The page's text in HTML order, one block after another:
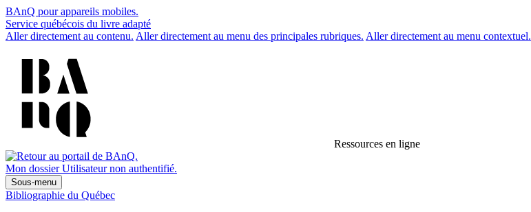
BAnQ pour appareils mobiles.
Service québécois du livre adapté
Aller directement au contenu. Aller directement au menu des principales rubriques. Aller directement au menu contextuel.
Ressources en ligne
Mon dossier Utilisateur non authentifié.
Sous-menu
Bibliographie du Québec